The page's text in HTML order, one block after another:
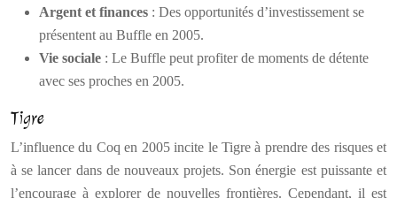
Argent et finances : Des opportunités d’investissement se
présentent au Buffle en 2005.
Vie sociale : Le Buffle peut profiter de moments de détente
avec ses proches en 2005.
Tigre
L’influence du Coq en 2005 incite le Tigre à prendre des risques et
à se lancer dans de nouveaux projets. Son énergie est puissante et
l’encourage à explorer de nouvelles frontières. Cependant, il est